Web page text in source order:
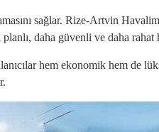
sağlar. Rize-Artvin
daha güvenli ve daha rahat
hem ekonomik hem de